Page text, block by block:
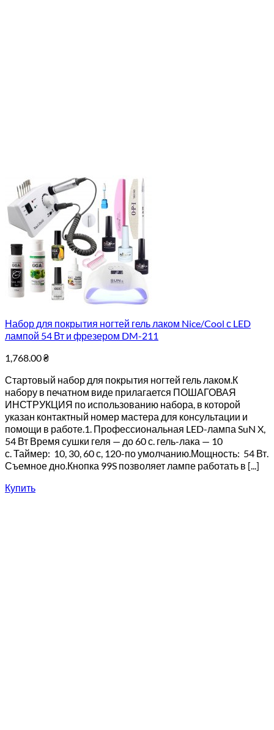
Набор для покрытия ногтей гель лаком Nice/Cool с LED
лампой 54 Вт и фрезером DM-211
1,768.00₴
Стартовый набор для покрытия ногтей гель лаком.К
набору в печатном виде прилагается ПОШАГОВАЯ
ИНСТРУКЦИЯ по использованию набора, в которой
указан контактный номер мастера для консультации и
помощи в работе.1. Профессиональная LED-лампа SuN X,
54 Вт Время сушки геля — до 60 с. гель-лака — 10
с. Таймер: 10, 30, 60 с, 120-по умолчанию.Мощность: 54 Вт.
Съемное дно.Кнопка 99S позволяет лампе работать в [...]
Купить